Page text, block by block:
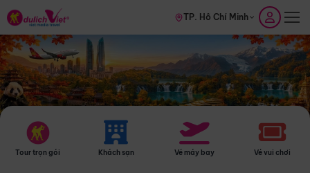
TP. Hồ Chí Minh
Tour trọn gói Khách sạn Vé máy bay Vé vui chơi